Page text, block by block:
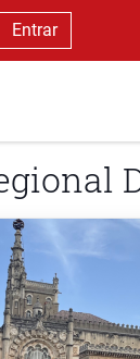
Entrar